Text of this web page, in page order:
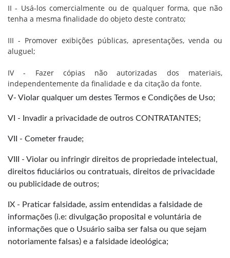
II - Usá-los comercialmente ou de qualquer forma, que não
tenha a mesma finalidade do objeto deste contrato;
III - Promover exibições públicas, apresentações, venda ou
aluguel;
IV - Fazer cópias não autorizadas dos materiais,
independentemente da finalidade e da citação da fonte.
V- Violar qualquer um destes Termos e Condições de Uso;
VI - Invadir a privacidade de outros CONTRATANTES;
VII - Cometer fraude;
VIII - Violar ou infringir direitos de propriedade intelectual,
direitos fiduciários ou contratuais, direitos de privacidade
ou publicidade de outros;
IX - Praticar falsidade, assim entendidas a falsidade de
informações (i.e: divulgação proposital e voluntária de
informações que o Usuário saiba ser falsa ou que sejam
notoriamente falsas) e a falsidade ideológica;